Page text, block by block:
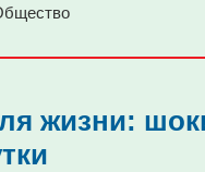
жизни: